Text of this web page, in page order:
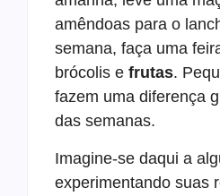
amêndoas para o
semana, faça uma
brócolis e frutas.
fazem uma diferença
das semanas.
Imagine-se daqui a
experimentando suas